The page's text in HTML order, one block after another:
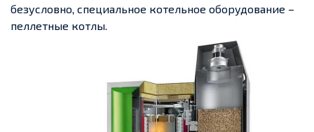
безусловно, специальное котельное оборудование –
пеллетные котлы.